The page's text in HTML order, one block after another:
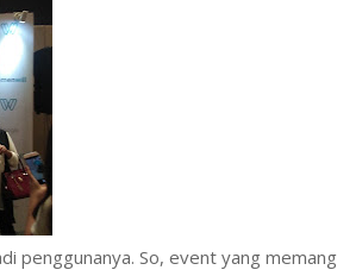
penggunanya. So, event yang memang